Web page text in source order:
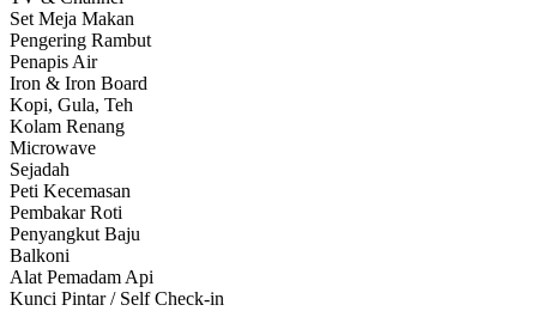
Set Meja Makan
Pengering Rambut
Penapis Air
Iron & Iron Board
Kopi, Gula, Teh
Kolam Renang
Microwave
Sejadah
Peti Kecemasan
Pembakar Roti
Penyangkut Baju
Balkoni
Alat Pemadam Api
Kunci Pintar / Self Check-in